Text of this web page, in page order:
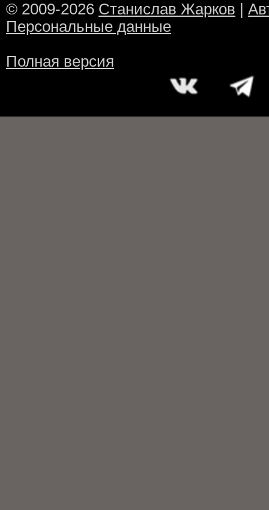
© 2009-2026 Станислав Жарков
Персональные данные
Полная версия